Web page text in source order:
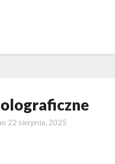
22 sierpnia, 2025